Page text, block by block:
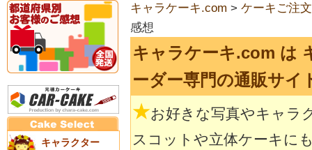
キャラクター
キャラケーキ.com > ケーキご注
感想
キャラケーキ.com は
ーダー専門の通販サイ
★お好きな写真やキャラ
スコットや立体ケーキに